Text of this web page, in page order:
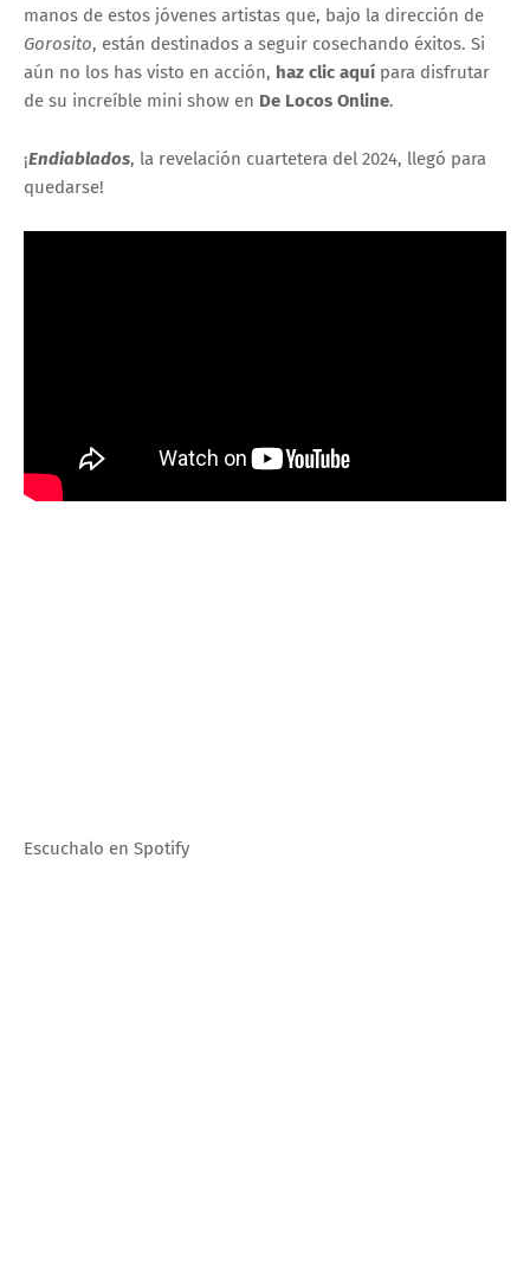
manos de estos jóvenes artistas que, bajo la dirección de
Gorosito, están destinados a seguir cosechando éxitos. Si
aún no los has visto en acción, haz clic aquí para disfrutar
de su increíble mini show en De Locos Online.
¡Endiablados, la revelación cuartetera del 2024, llegó para
quedarse!
Escuchalo en Spotify